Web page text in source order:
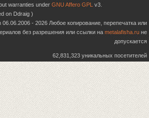
warranties under GNU Affero GPL v3.
on Ddraig )
- 2026 Любое копирование, перепечатка или
без разрешения или ссылки на metalafisha.ru не
допускается
62,831,323 уникальных посетителей